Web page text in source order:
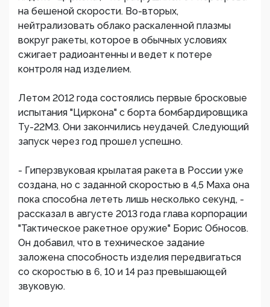
на бешеной скорости. Во-вторых,
нейтрализовать облако раскаленной плазмы
вокруг ракеты, которое в обычных условиях
сжигает радиоантенны и ведет к потере
контроля над изделием.
Летом 2012 года состоялись первые бросковые
испытания "Циркона" с борта бомбардировщика
Ту-22М3. Они закончились неудачей. Следующий
запуск через год прошел успешно.
- Гиперзвуковая крылатая ракета в России уже
создана, но с заданной скоростью в 4,5 Маха она
пока способна лететь лишь несколько секунд, -
рассказал в августе 2013 года глава корпорации
"Тактическое ракетное оружие" Борис Обносов.
Он добавил, что в техническое задание
заложена способность изделия передвигаться
со скоростью в 6, 10 и 14 раз превышающей
звуковую.